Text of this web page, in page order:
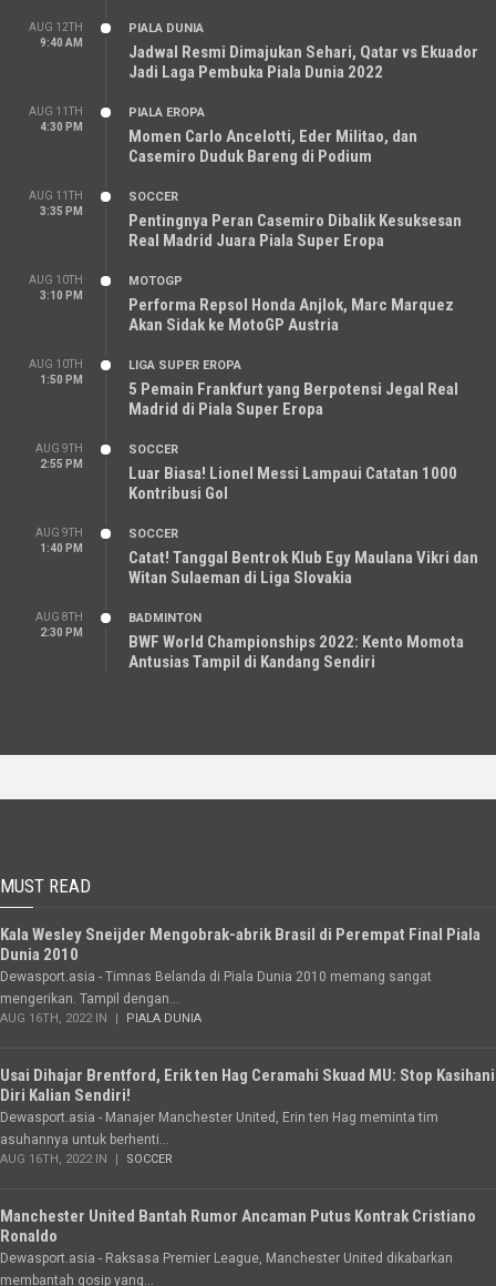
AUG 12TH
9:40 AM
PIALA DUNIA
Jadwal Resmi Dimajukan Sehari, Qatar vs Ekuador
Jadi Laga Pembuka Piala Dunia 2022
AUG 11TH
4:30 PM
PIALA EROPA
Momen Carlo Ancelotti, Eder Militao, dan
Casemiro Duduk Bareng di Podium
AUG 11TH
3:35 PM
SOCCER
Pentingnya Peran Casemiro Dibalik Kesuksesan
Real Madrid Juara Piala Super Eropa
AUG 10TH
3:10 PM
MOTOGP
Performa Repsol Honda Anjlok, Marc Marquez
Akan Sidak ke MotoGP Austria
AUG 10TH
1:50 PM
LIGA SUPER EROPA
5 Pemain Frankfurt yang Berpotensi Jegal Real
Madrid di Piala Super Eropa
AUG 9TH
2:55 PM
SOCCER
Luar Biasa! Lionel Messi Lampaui Catatan 1000
Kontribusi Gol
AUG 9TH
1:40 PM
SOCCER
Catat! Tanggal Bentrok Klub Egy Maulana Vikri dan
Witan Sulaeman di Liga Slovakia
AUG 8TH
2:30 PM
BADMINTON
BWF World Championships 2022: Kento Momota
Antusias Tampil di Kandang Sendiri
MUST READ
Kala Wesley Sneijder Mengobrak-abrik Brasil di Perempat Final Piala
Dunia 2010
Dewasport.asia - Timnas Belanda di Piala Dunia 2010 memang sangat
mengerikan. Tampil dengan...
AUG 16TH, 2022 IN PIALA DUNIA
Usai Dihajar Brentford, Erik ten Hag Ceramahi Skuad MU: Stop Kasihani
Diri Kalian Sendiri!
Dewasport.asia - Manajer Manchester United, Erin ten Hag meminta tim
asuhannya untuk berhenti...
AUG 16TH, 2022 IN SOCCER
Manchester United Bantah Rumor Ancaman Putus Kontrak Cristiano
Ronaldo
Dewasport.asia - Raksasa Premier League, Manchester United dikabarkan
membantah gosip yang...